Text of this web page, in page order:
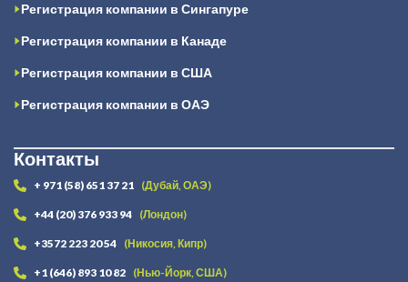
Регистрация компании в Сингапуре
Регистрация компании в Канаде
Регистрация компании в США
Регистрация компании в ОАЭ
Контакты
+ 971 (58) 651 37 21 (Дубай, ОАЭ)
+44 (20) 376 933 94 (Лондон)
+3572 223 20 54 (Никосия, Кипр)
+1 (646) 893 10 82 (Нью-Йорк, США)